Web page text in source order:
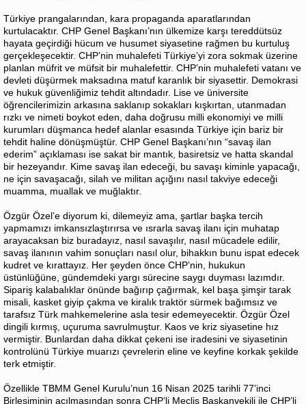
Türkiye prangalarından, kara propaganda aparatlarından
kurtulacaktır. CHP Genel Başkanı’nın ülkemize karşı tereddütsüz
hayata geçirdiği hücum ve husumet siyasetine rağmen bu kurtuluş
gerçekleşecektir. CHP’nin muhalefeti Türkiye’yi zora sokmak üzerine
planlan müfrit ve müfsit bir muhalefettir. CHP’nin muhalefeti vatanı ve
devleti düşürmek maksadına matuf karanlık bir siyasettir. Demokrasi
ve hukuk güvenliğimiz tehdit altındadır. Lise ve üniversite
öğrencilerimizin arkasına saklanıp sokakları kışkırtan, utanmadan
rızkı ve nimeti boykot eden, daha doğrusu milli ekonomiyi ve milli
kurumları düşmanca hedef alanlar esasında Türkiye için bariz bir
tehdit haline dönüşmüştür. CHP Genel Başkanı’nın “savaş ilan
ederim” açıklaması ise sakat bir mantık, basiretsiz ve hatta skandal
bir hezeyandır. Kime savaş ilan edeceği, bu savaşı kiminle yapacağı,
ne için savaşacağı, silah ve militan açığını nasıl takviye edeceği
muamma, muallak ve muğlaktır.
Özgür Özel’e diyorum ki, dilemeyiz ama, şartlar başka tercih
yapmamızı imkansızlaştırırsa ve ısrarla savaş ilanı için muhatap
arayacaksan biz buradayız, nasıl savaşılır, nasıl mücadele edilir,
savaş ilanının vahim sonuçları nasıl olur, bihakkın bunu ispat edecek
kudret ve kırattayız. Her şeyden önce CHP’nin, hukukun
üstünlüğüne, gündemdeki yargı sürecine saygı duyması lazımdır.
Sipariş kalabalıklar önünde bağırıp çağırmak, kel başa şimşir tarak
misali, kasket giyip çakma ve kiralık traktör sürmek bağımsız ve
tarafsız Türk mahkemelerine asla tesir edemeyecektir. Özgür Özel
dingili kırmış, uçuruma savrulmuştur. Kaos ve kriz siyasetine hız
vermiştir. Bunlardan daha dikkat çekeni ise iradesini ve siyasetinin
kontrolünü Türkiye muarızı çevrelerin eline ve keyfine korkak şekilde
terk etmiştir.
Özellikle TBMM Genel Kurulu’nun 16 Nisan 2025 tarihli 77’inci
Birleşiminin açılmasından sonra CHP’li Meclis Başkanvekili ile CHP’li